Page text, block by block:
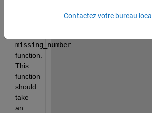
missing_number
function.
This
function
should
take
an
Contactez votre bureau local